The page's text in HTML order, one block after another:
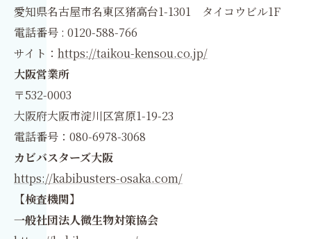
愛知県名古屋市名東区猪高台1-1301 タイコウビル1F
電話番号 : 0120-588-766
サイト： https://taikou-kensou.co.jp/
大阪営業所
〒532-0003
大阪府大阪市淀川区宮原1-19-23
電話番号：080-6978-3068
カビバスターズ大阪
https://kabibusters-osaka.com/
【検査機関】
一般社団法人微生物対策協会